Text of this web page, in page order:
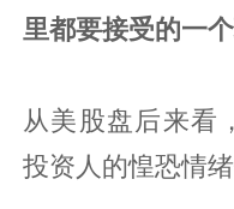
里都要接受的一
从美股盘后来看
投资人的惶恐情